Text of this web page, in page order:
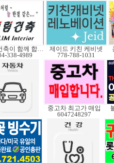
예림건축이 함께 합니다
338-4989
제이드 키친 케비넷
778-788-1031
중고차 최고가 매입
6047248297